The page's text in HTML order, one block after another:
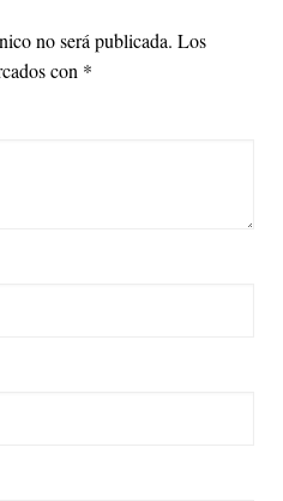
no será publicada. Los
con *